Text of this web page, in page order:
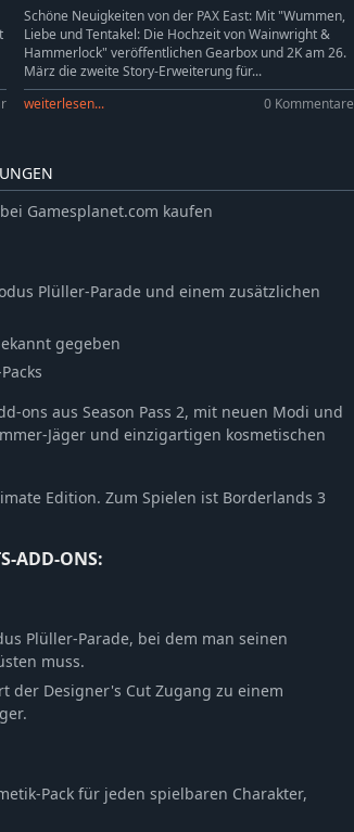
Schöne Neuigkeiten von der PAX East: Mit "Wummen,
Liebe und Tentakel: Die Hochzeit von Wainwright &
Hammerlock" veröffentlichen Gearbox und 2K am 26.
März die zweite Story-Erweiterung für...
weiterlesen...
0 Kommentare
Gamesplanet.com kaufen
Plüller-Parade und einem zusätzlichen
gegeben
ons aus Season Pass 2, mit neuen Modi und
Jäger und einzigartigen kosmetischen
Edition. Zum Spielen ist Borderlands 3
ADD-ONS:
Plüller-Parade, bei dem man seinen
muss.
der Designer's Cut Zugang zu einem
Pack für jeden spielbaren Charakter,